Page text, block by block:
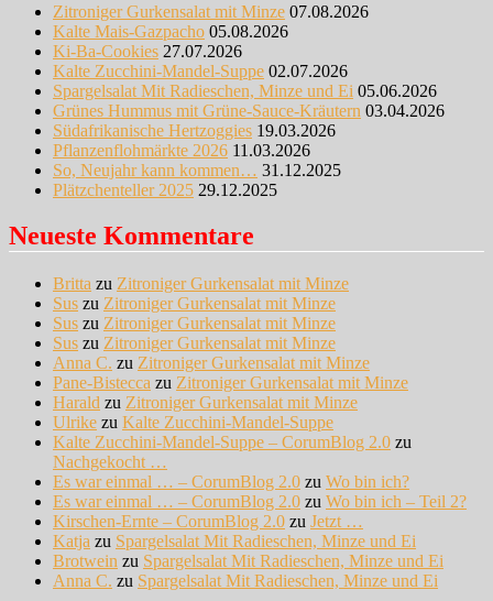
Zitroniger Gurkensalat mit Minze 07.08.2026
Kalte Mais-Gazpacho 05.08.2026
Ki-Ba-Cookies 27.07.2026
Kalte Zucchini-Mandel-Suppe 02.07.2026
Spargelsalat Mit Radieschen, Minze und Ei 05.06.2026
Grünes Hummus mit Grüne-Sauce-Kräutern 03.04.2026
Südafrikanische Hertzoggies 19.03.2026
Pflanzenflohmärkte 2026 11.03.2026
So, Neujahr kann kommen… 31.12.2025
Plätzchenteller 2025 29.12.2025
Neueste Kommentare
Britta zu Zitroniger Gurkensalat mit Minze
Sus zu Zitroniger Gurkensalat mit Minze
Sus zu Zitroniger Gurkensalat mit Minze
Sus zu Zitroniger Gurkensalat mit Minze
Anna C. zu Zitroniger Gurkensalat mit Minze
Pane-Bistecca zu Zitroniger Gurkensalat mit Minze
Harald zu Zitroniger Gurkensalat mit Minze
Ulrike zu Kalte Zucchini-Mandel-Suppe
Kalte Zucchini-Mandel-Suppe – CorumBlog 2.0 zu
Nachgekocht …
Es war einmal … – CorumBlog 2.0 zu Wo bin ich?
Es war einmal … – CorumBlog 2.0 zu Wo bin ich – Teil 2?
Kirschen-Ernte – CorumBlog 2.0 zu Jetzt …
Katja zu Spargelsalat Mit Radieschen, Minze und Ei
Brotwein zu Spargelsalat Mit Radieschen, Minze und Ei
Anna C. zu Spargelsalat Mit Radieschen, Minze und Ei